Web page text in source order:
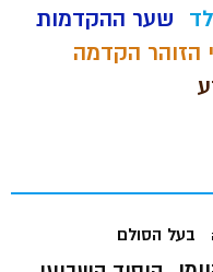
שער ההקדמות
הזוהר הקדמה
בעל הסולם